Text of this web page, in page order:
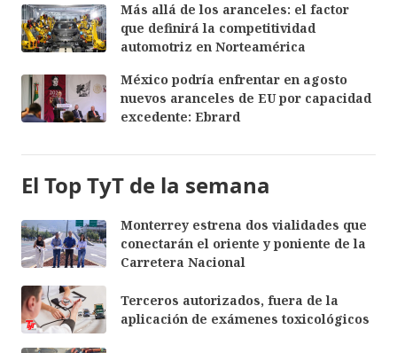
Más allá de los aranceles: el factor
que definirá la competitividad
automotriz en Norteamérica
México podría enfrentar en agosto
nuevos aranceles de EU por capacidad
excedente: Ebrard
El Top TyT de la semana
Monterrey estrena dos vialidades que
conectarán el oriente y poniente de la
Carretera Nacional
Terceros autorizados, fuera de la
aplicación de exámenes toxicológicos